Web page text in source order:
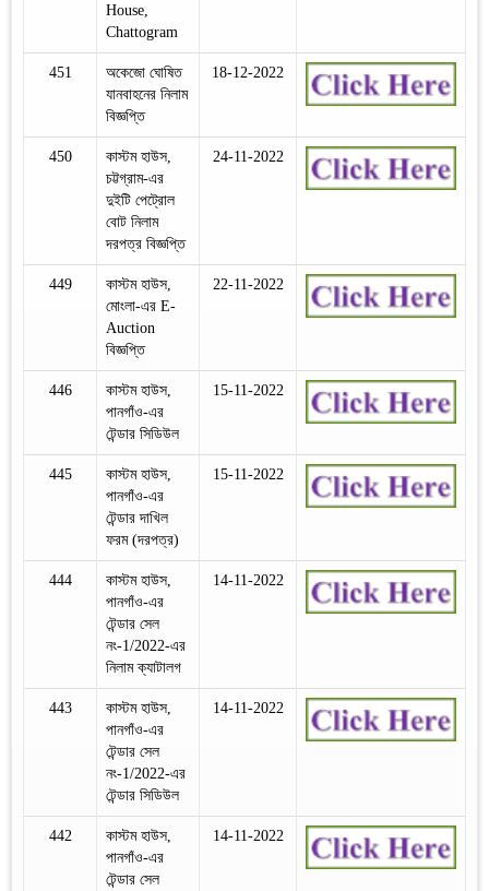
House,
Chattogram
451
অকেজো ঘোষিত
যানবাহনের নিলাম
বিজ্ঞপ্তি
18-12-2022
450
কাস্টম হাউস,
চট্টগ্রাম-এর
দুইটি পেট্রোল
বোট নিলাম
দরপত্র বিজ্ঞপ্তি
24-11-2022
449
কাস্টম হাউস,
মোংলা-এর E-
Auction
বিজ্ঞপ্তি
22-11-2022
446
কাস্টম হাউস,
পানগাঁও-এর
টেন্ডার সিডিউল
15-11-2022
445
কাস্টম হাউস,
পানগাঁও-এর
টেন্ডার দাখিল
ফরম (দরপত্র)
15-11-2022
444
কাস্টম হাউস,
পানগাঁও-এর
টেন্ডার সেল
নং-1/2022-এর
নিলাম ক্যাটালগ
14-11-2022
443
কাস্টম হাউস,
পানগাঁও-এর
টেন্ডার সেল
নং-1/2022-এর
টেন্ডার সিডিউল
14-11-2022
442
কাস্টম হাউস,
পানগাঁও-এর
টেন্ডার সেল
14-11-2022